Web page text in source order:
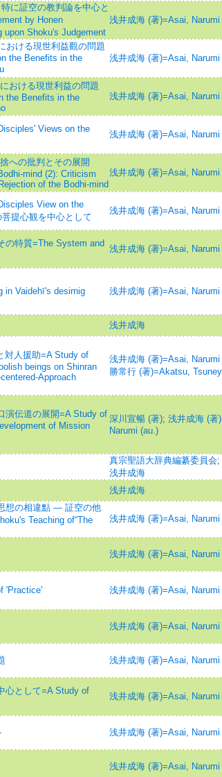
に証空の教判論を中心と
by Honen
upon Shoku's Judgement
浅井成海 (著)=Asai, Narumi
おける現世利益觀の問題
the Benefits in the
浅井成海 (著)=Asai, Narumi
おける現世利益の問題
the Benefits in the
浅井成海 (著)=Asai, Narumi
Views on the
浅井成海 (著)=Asai, Narumi
への批判とその展開
mind (2): Criticism
of the Bodhi-mind
浅井成海 (著)=Asai, Narumi
View on the
提心観を中心として
浅井成海 (著)=Asai, Narumi
の特質=The System and
浅井成海 (著)=Asai, Narumi
in Vaidehī's desirnig 浅井成海 (著)=Asai, Narumi
浅井成海
対人援助=A Study of
beings on Shinran
Approach
浅井成海 (著)=Asai, Narumi
勝常行 (著)=Akatsu,
演伝道の展開=A Study of
of Mission
深川宣暢 (著); 浅井成海 (著
Narumi (au.)
真宗聖語大辞典編纂委員会;
浅井成海
浅井成海
想の相違點 — 証空の他
Teaching of“The
浅井成海 (著)=Asai, Narumi
浅井成海 (著)=Asai, Narumi
'Practice' 浅井成海 (著)=Asai, Narumi
浅井成海 (著)=Asai, Narumi
浅井成海 (著)=Asai, Narumi
心として=A Study of
浅井成海 (著)=Asai, Narumi
浅井成海 (著)=Asai, Narumi
浅井成海 (著)=Asai, Narumi